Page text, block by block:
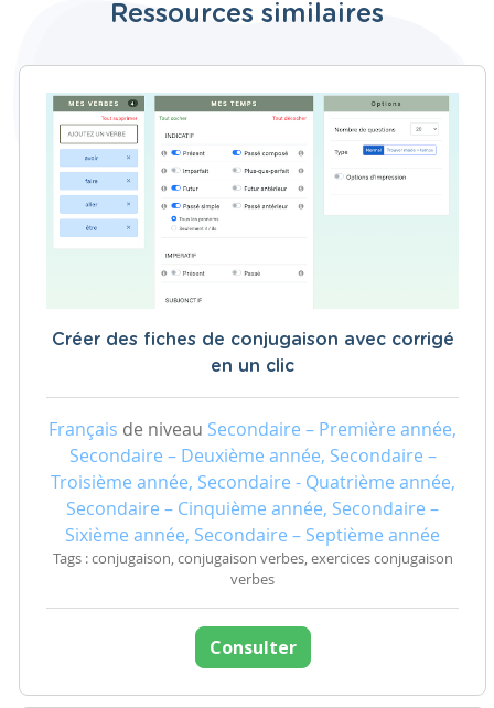
Ressources similaires
Créer des fiches de conjugaison avec corrigé
en un clic
Français de niveau Secondaire – Première année,
Secondaire – Deuxième année, Secondaire –
Troisième année, Secondaire - Quatrième année,
Secondaire – Cinquième année, Secondaire –
Sixième année, Secondaire – Septième année
Tags : conjugaison, conjugaison verbes, exercices conjugaison
verbes
Consulter